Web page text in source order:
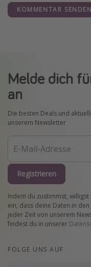
KOMMENTAR SENDEN
Melde dich
an
Die besten Deals und
unserem Newsletter
Registrieren
Indem du zustimmst, willigst
ein, dass deine Daten in
jeder Zeit von unserem
findest du in unserer
FOLGE UNS AUF